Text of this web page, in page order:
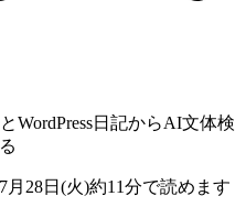
WordPress日記からAI文体検
月28日(火)約11分で読めます